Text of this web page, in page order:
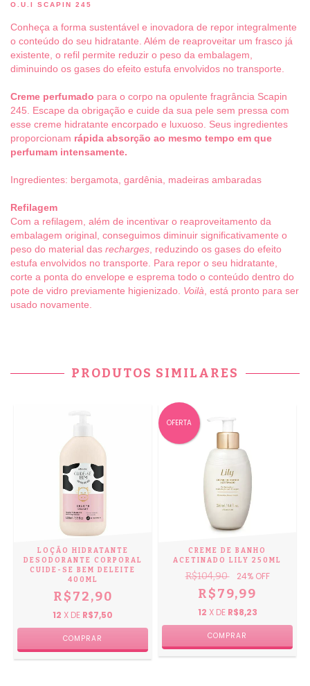
O.U.I SCAPIN 245
Conheça a forma sustentável e inovadora de repor integralmente
o conteúdo do seu hidratante. Além de reaproveitar um frasco já
existente, o refil permite reduzir o peso da embalagem,
diminuindo os gases do efeito estufa envolvidos no transporte.
Creme perfumado para o corpo na opulente fragrância Scapin
245. Escape da obrigação e cuide da sua pele sem pressa com
esse creme hidratante encorpado e luxuoso. Seus ingredientes
proporcionam rápida absorção ao mesmo tempo em que
perfumam intensamente.
Ingredientes: bergamota, gardênia, madeiras ambaradas
Refilagem
Com a refilagem, além de incentivar o reaproveitamento da
embalagem original, conseguimos diminuir significativamente o
peso do material das recharges , reduzindo os gases do efeito
estufa envolvidos no transporte. Para repor o seu hidratante,
corte a ponta do envelope e esprema todo o conteúdo dentro do
pote de vidro previamente higienizado. Voilà , está pronto para ser
usado novamente.
PRODUTOS SIMILARES
LOÇÃO HIDRATANTE
DESODORANTE CORPORAL
CUIDE-SE BEM DELEITE
400ML
R$72,90
12 X DE R$7,50
OFERTA
CREME DE BANHO
ACETINADO LILY 250ML
R$104,90 24% OFF
R$79,99
12 X DE R$8,23